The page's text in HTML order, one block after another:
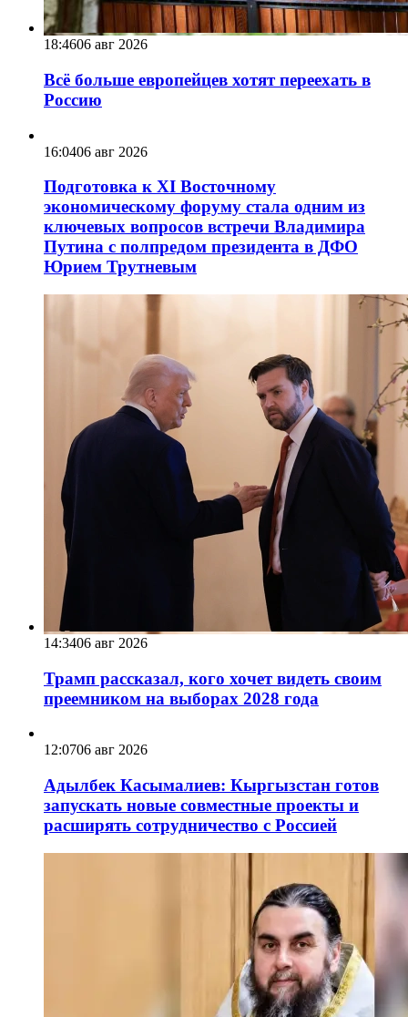
18:4606 авг 2026
Всё больше европейцев хотят переехать в
Россию
16:0406 авг 2026
Подготовка к XI Восточному
экономическому форуму стала одним из
ключевых вопросов встречи Владимира
Путина с полпредом президента в ДФО
Юрием Трутневым
14:3406 авг 2026
Трамп рассказал, кого хочет видеть своим
преемником на выборах 2028 года
12:0706 авг 2026
Адылбек Касымалиев: Кыргызстан готов
запускать новые совместные проекты и
расширять сотрудничество с Россией